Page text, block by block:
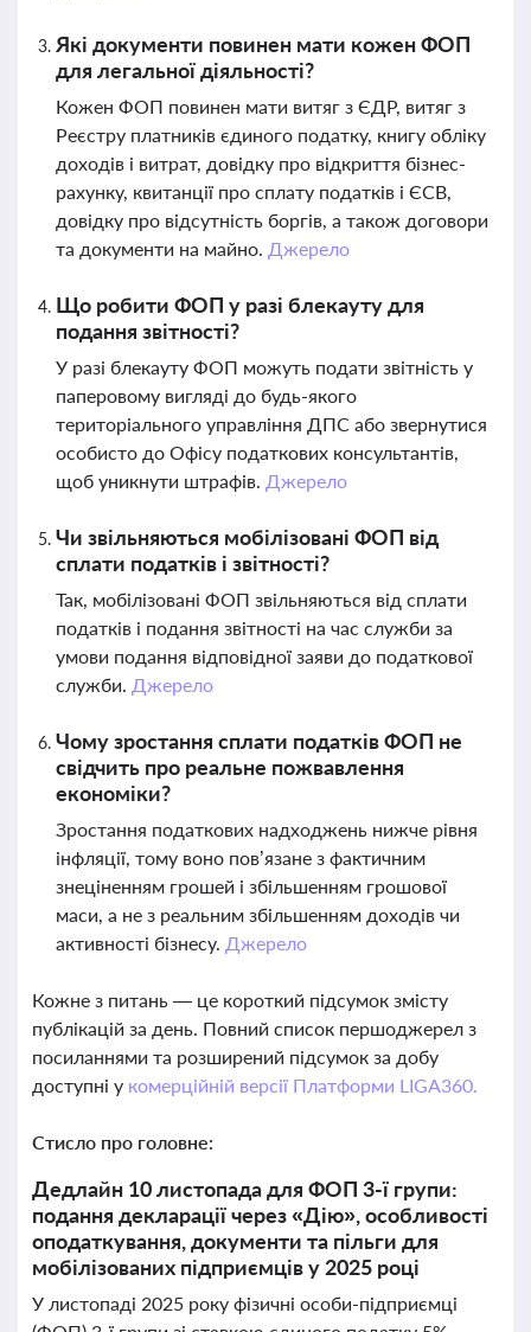
Які документи повинен мати кожен ФОП
для легальної діяльності?
Кожен ФОП повинен мати витяг з ЄДР, витяг з
Реєстру платників єдиного податку, книгу обліку
доходів і витрат, довідку про відкриття бізнес-
рахунку, квитанції про сплату податків і ЄСВ,
довідку про відсутність боргів, а також договори
та документи на майно. Джерело
Що робити ФОП у разі блекауту для
подання звітності?
У разі блекауту ФОП можуть подати звітність у
паперовому вигляді до будь-якого
територіального управління ДПС або звернутися
особисто до Офісу податкових консультантів,
щоб уникнути штрафів. Джерело
Чи звільняються мобілізовані ФОП від
сплати податків і звітності?
Так, мобілізовані ФОП звільняються від сплати
податків і подання звітності на час служби за
умови подання відповідної заяви до податкової
служби. Джерело
Чому зростання сплати податків ФОП не
свідчить про реальне пожвавлення
економіки?
Зростання податкових надходжень нижче рівня
інфляції, тому воно пов’язане з фактичним
знеціненням грошей і збільшенням грошової
маси, а не з реальним збільшенням доходів чи
активності бізнесу. Джерело
Кожне з питань — це короткий підсумок змісту
публікацій за день. Повний список першоджерел з
посиланнями та розширений підсумок за добу
доступні у комерційній версії Платформи LIGA360.
Стисло про головне:
Дедлайн 10 листопада для ФОП 3-ї групи:
подання декларації через «Дію», особливості
оподаткування, документи та пільги для
мобілізованих підприємців у 2025 році
У листопаді 2025 року фізичні особи-підприємці